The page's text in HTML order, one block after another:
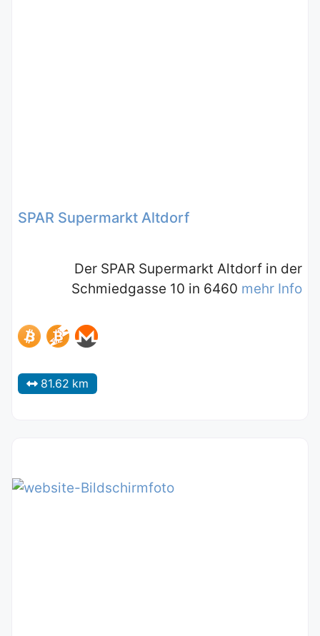
SPAR Supermarkt Altdorf
Der SPAR Supermarkt Altdorf in der
Schmiedgasse 10 in 6460 mehr Info
81.62 km